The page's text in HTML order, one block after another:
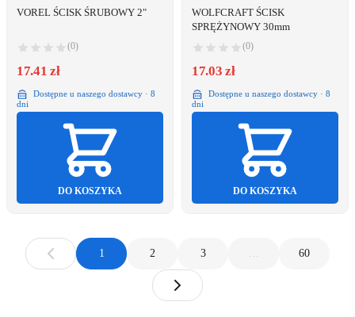
VOREL ŚCISK ŚRUBOWY 2"
(0)
17.41 zł
Dostępne u naszego dostawcy · 8
dni
DO KOSZYKA
WOLFCRAFT ŚCISK
SPRĘŻYNOWY 30mm
(0)
17.03 zł
Dostępne u naszego dostawcy · 8
dni
DO KOSZYKA
1 2 3 … 60